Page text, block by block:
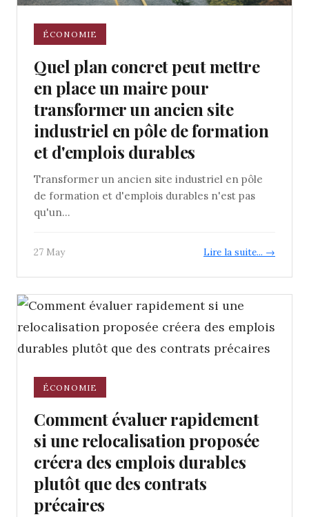
ÉCONOMIE
Quel plan concret peut mettre
en place un maire pour
transformer un ancien site
industriel en pôle de formation
et d'emplois durables
Transformer un ancien site industriel en pôle
de formation et d'emplois durables n'est pas
qu'un...
27 May Lire la suite... →
ÉCONOMIE
Comment évaluer rapidement
si une relocalisation proposée
créera des emplois durables
plutôt que des contrats
précaires